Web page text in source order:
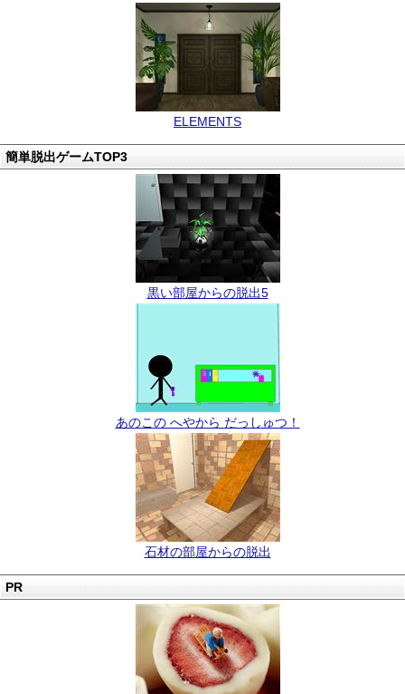
ELEMENTS
簡単脱出ゲームTOP3
黒い部屋からの脱出5
あのこの へやから だっしゅつ！
石材の部屋からの脱出
PR